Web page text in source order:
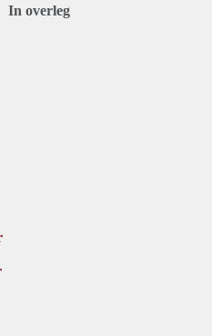
rental period of 12 months
you can contact us or
In overleg